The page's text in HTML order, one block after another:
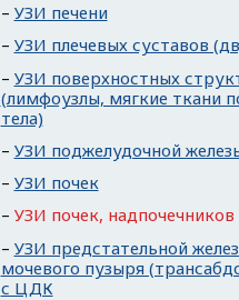
УЗИ печени
УЗИ плечевых суставов
УЗИ поверхностных
(лимфоузлы, мягкие ткани
тела)
УЗИ поджелудочной
УЗИ почек
УЗИ почек, надпочечников
УЗИ предстательной
мочевого пузыря
с ЦДК